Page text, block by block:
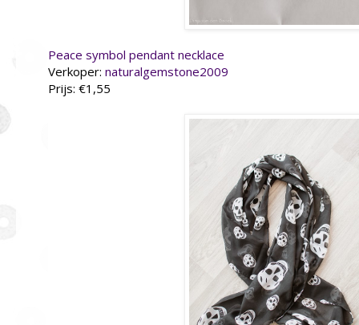
Peace symbol pendant necklace
Verkoper: naturalgemstone2009
Prijs: €1,55